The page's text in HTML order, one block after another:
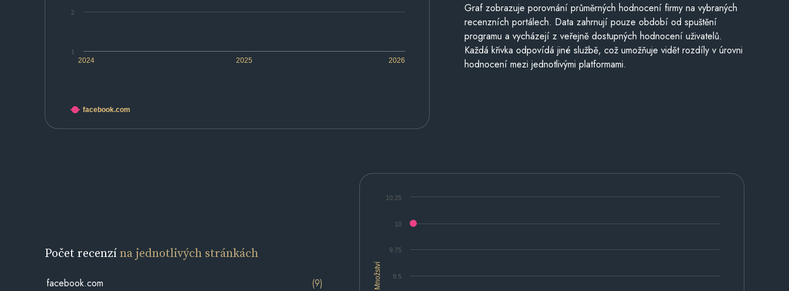
2024 2025 2026
1
2
facebook.com
Graf zobrazuje porovnání průměrných hodnocení firmy na vybraných
recenzních portálech. Data zahrnují pouze období od spuštění
programu a vycházejí z veřejně dostupných hodnocení uživatelů.
Každá křivka odpovídá jiné službě, což umožňuje vidět rozdíly v úrovni
hodnocení mezi jednotlivými platformami.
Množství 9.5
9.75
10
10.25
Počet recenzína jednotlivých stránkách
facebook.com (9)